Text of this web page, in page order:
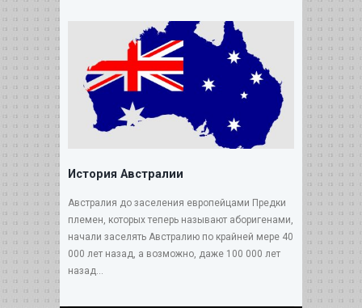
История Австралии
Австралия до заселения европейцами Предки
племен, которых теперь называют аборигенами,
начали заселять Австралию по крайней мере 40
000 лет назад, а возможно, даже 100 000 лет
назад...